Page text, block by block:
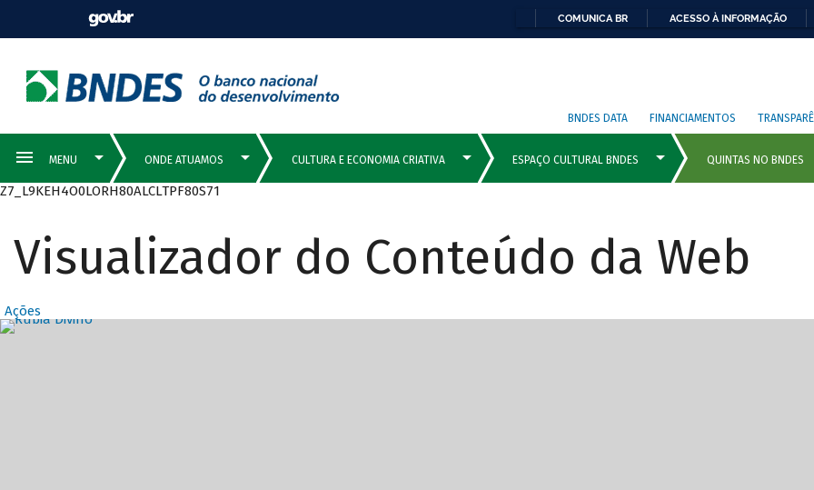
COMUNICA BR ACESSO À INFORMAÇÃO
BNDES DATA FINANCIAMENTOS
Z7_L9KEH4O0LORH80ALCLTPF80S71
Visualizador do Conteúdo da Web
Ações
Destaques Principais com